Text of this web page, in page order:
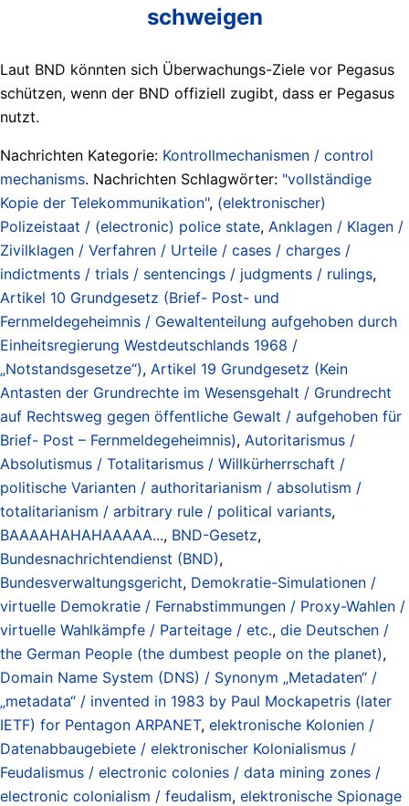
schweigen
Laut BND könnten sich Überwachungs-Ziele vor Pegasus
schützen, wenn der BND offiziell zugibt, dass er Pegasus
nutzt.
Nachrichten Kategorie: Kontrollmechanismen / control
mechanisms. Nachrichten Schlagwörter: "vollständige
Kopie der Telekommunikation", (elektronischer)
Polizeistaat / (electronic) police state, Anklagen / Klagen /
Zivilklagen / Verfahren / Urteile / cases / charges /
indictments / trials / sentencings / judgments / rulings,
Artikel 10 Grundgesetz (Brief- Post- und
Fernmeldegeheimnis / Gewaltenteilung aufgehoben durch
Einheitsregierung Westdeutschlands 1968 /
„Notstandsgesetze“), Artikel 19 Grundgesetz (Kein
Antasten der Grundrechte im Wesensgehalt / Grundrecht
auf Rechtsweg gegen öffentliche Gewalt / aufgehoben für
Brief- Post – Fernmeldegeheimnis), Autoritarismus /
Absolutismus / Totalitarismus / Willkürherrschaft /
politische Varianten / authoritarianism / absolutism /
totalitarianism / arbitrary rule / political variants,
BAAAAHAHAHAAAAA..., BND-Gesetz,
Bundesnachrichtendienst (BND),
Bundesverwaltungsgericht, Demokratie-Simulationen /
virtuelle Demokratie / Fernabstimmungen / Proxy-Wahlen /
virtuelle Wahlkämpfe / Parteitage / etc., die Deutschen /
the German People (the dumbest people on the planet),
Domain Name System (DNS) / Synonym „Metadaten“ /
„metadata“ / invented in 1983 by Paul Mockapetris (later
IETF) for Pentagon ARPANET, elektronische Kolonien /
Datenabbaugebiete / elektronischer Kolonialismus /
Feudalismus / electronic colonies / data mining zones /
electronic colonialism / feudalism, elektronische Spionage